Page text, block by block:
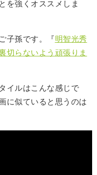
を強くオススメしま
子孫です。『明智光秀
切らないよう頑張りま
イルはこんな感じで
に似ていると思うのは